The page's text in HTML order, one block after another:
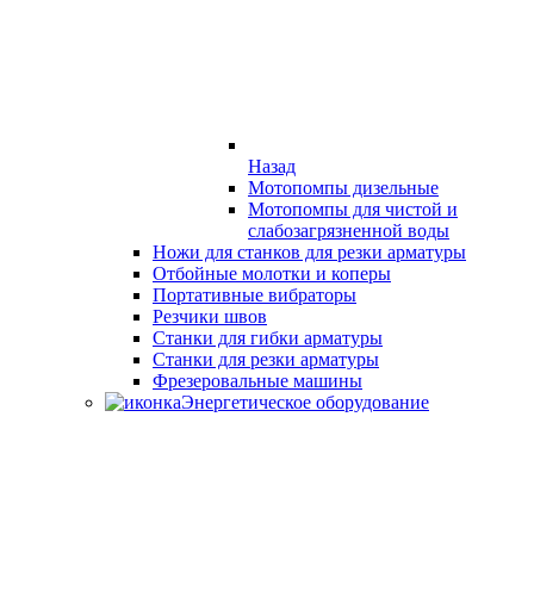
Назад
Мотопомпы дизельные
Мотопомпы для чистой и
слабозагрязненной воды
Ножи для станков для резки арматуры
Отбойные молотки и коперы
Портативные вибраторы
Резчики швов
Станки для гибки арматуры
Станки для резки арматуры
Фрезеровальные машины
Энергетическое оборудование